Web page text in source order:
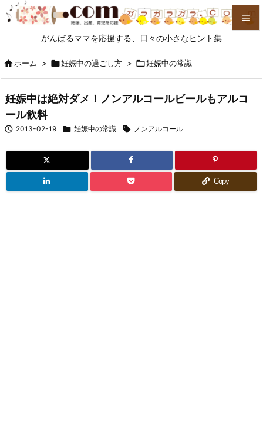
がんばるママを応援する、日々の小さなヒント集


ホーム > 妊娠中の過ごし方 > 妊娠中の常識
妊娠中は絶対ダメ！ノンアルコールビールもアルコ
ール飲料
 2013-02-19  妊娠中の常識  ノンアルコール
Copy